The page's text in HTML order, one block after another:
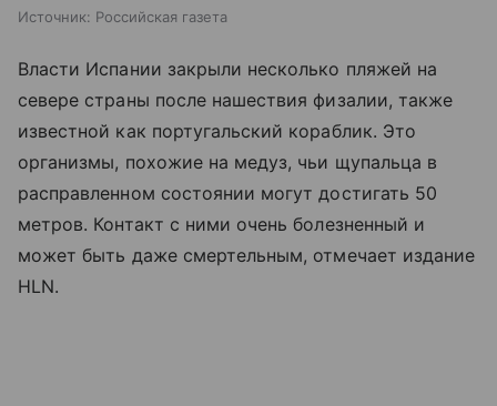
Источник: Российская газета
Власти Испании закрыли несколько пляжей на
севере страны после нашествия физалии, также
известной как португальский кораблик. Это
организмы, похожие на медуз, чьи щупальца в
расправленном состоянии могут достигать 50
метров. Контакт с ними очень болезненный и
может быть даже смертельным, отмечает издание
HLN.